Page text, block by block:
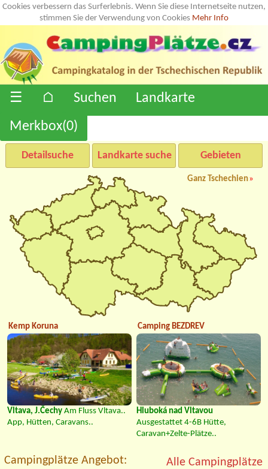
Cookies verbessern das Surferlebnis. Wenn Sie diese Internetseite nutzen,
stimmen Sie der Verwendung von Cookies Mehr Info
☰ ⌂ Suchen
Landkarte
Merkbox(0)
Detailsuche Landkarte suche Gebieten
Ganz Tschechien»
Kemp Koruna
Vltava, J.Čechy Am Fluss Vltava..
App, Hütten, Caravans..
Camping BEZDREV
Hluboká nad Vltavou
Ausgestattet 4-6B Hütte,
Caravan+Zelte-Plätze..
Campingplätze Angebot: Alle Campingplätze